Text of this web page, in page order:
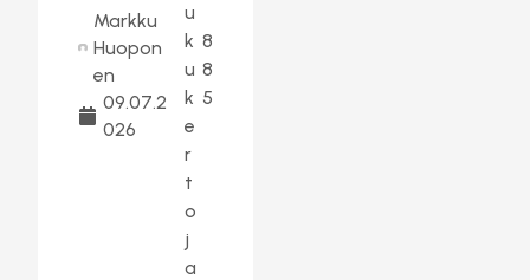
Markku
Huopon
en
09.07.2
026
u
k
u
k
e
r
t
o
j
a
8
8
5